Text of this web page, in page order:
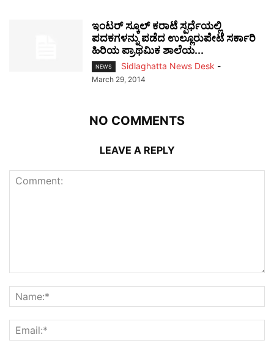
ಇಂಟರ್ ಸ್ಕೂಲ್ ಕರಾಟೆ ಸ್ಪರ್ಧೆಯಲ್ಲಿ
ಪದಕಗಳನ್ನು ಪಡೆದ ಉಲ್ಲೂರುಪೇಟೆ ಸರ್ಕಾರಿ
ಹಿರಿಯ ಪ್ರಾಥಮಿಕ ಶಾಲೆಯ...
NEWS Sidlaghatta News Desk -
March 29, 2014
NO COMMENTS
LEAVE A REPLY